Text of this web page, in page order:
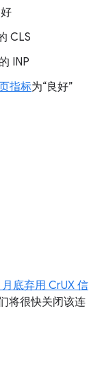
CLS
INP
指标为“良好”
月底弃用 CrUX 信
将很快关闭该连